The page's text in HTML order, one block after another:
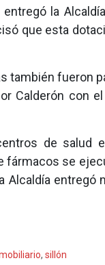
la
que esta
también fueron
Calderón con
de salud
fármacos se
Alcaldía entregó
, sillón